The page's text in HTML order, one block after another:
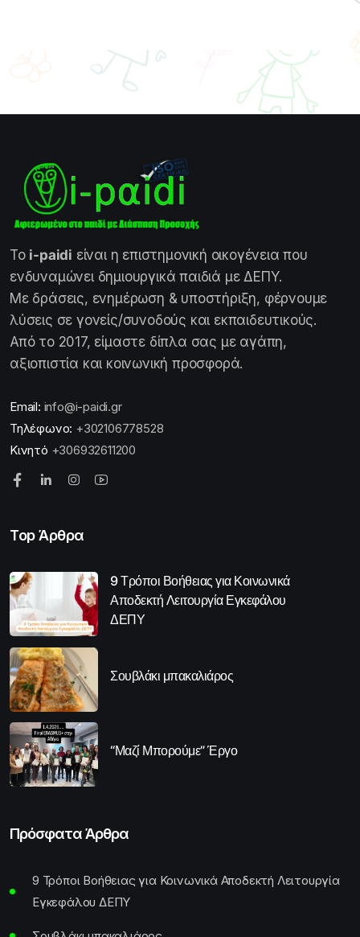
Το i-paidi είναι η επιστημονική οικογένεια που
ενδυναμώνει δημιουργικά παιδιά με ΔΕΠΥ.
Με δράσεις, ενημέρωση & υποστήριξη, φέρνουμε
λύσεις σε γονείς/συνοδούς και εκπαιδευτικούς.
Από το 2017, είμαστε δίπλα σας με αγάπη,
αξιοπιστία και κοινωνική προσφορά.
Email: info@i-paidi.gr
Τηλέφωνο: +302106778528
Κινητό +306932611200
Top Άρθρα
9 Τρόποι Βοήθειας για Κοινωνικά
Αποδεκτή Λειτουργία Εγκεφάλου
ΔΕΠΥ
Σουβλάκι μπακαλιάρος
“Μαζί Μπορούμε” Έργο
Πρόσφατα Άρθρα
9 Τρόποι Βοήθειας για Κοινωνικά Αποδεκτή Λειτουργία
Εγκεφάλου ΔΕΠΥ